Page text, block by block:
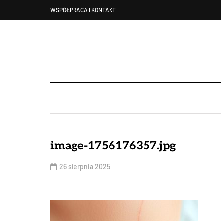
WSPÓŁPRACA I KONTAKT
image-1756176357.jpg
26 sierpnia 2025